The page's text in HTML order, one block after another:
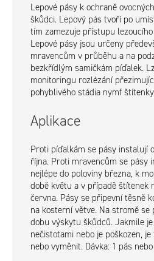
Lepové pásy k ochraně
škůdci. Lepový pás tvoří po
tím zamezuje přístupu
Lepové pásy jsou určeny
mravencům v průběhu a na
bezkřídlým samičkám píďalek.
monitoringu rozlézání
pohyblivého stádia nymf
Aplikace
Proti píďalkám se pásy instalují
října. Proti mravencům se pásy
nejlépe do poloviny března, k
době květu a v případě štítenek
června. Pásy se připevní těsně
na kosterní větve. Na stromě se
dobu výskytu škůdců. Jakmile
nečistotami nebo je poškozen,
nebo vyměnit. Dávka: 1 pás